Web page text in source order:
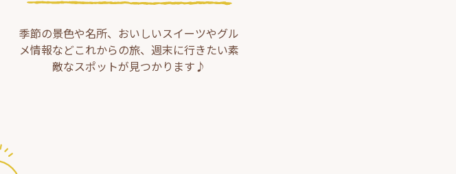
季節の景色や名所、おいしいスイーツやグル
メ情報などこれからの旅、週末に行きたい素
敵なスポットが見つかります♪